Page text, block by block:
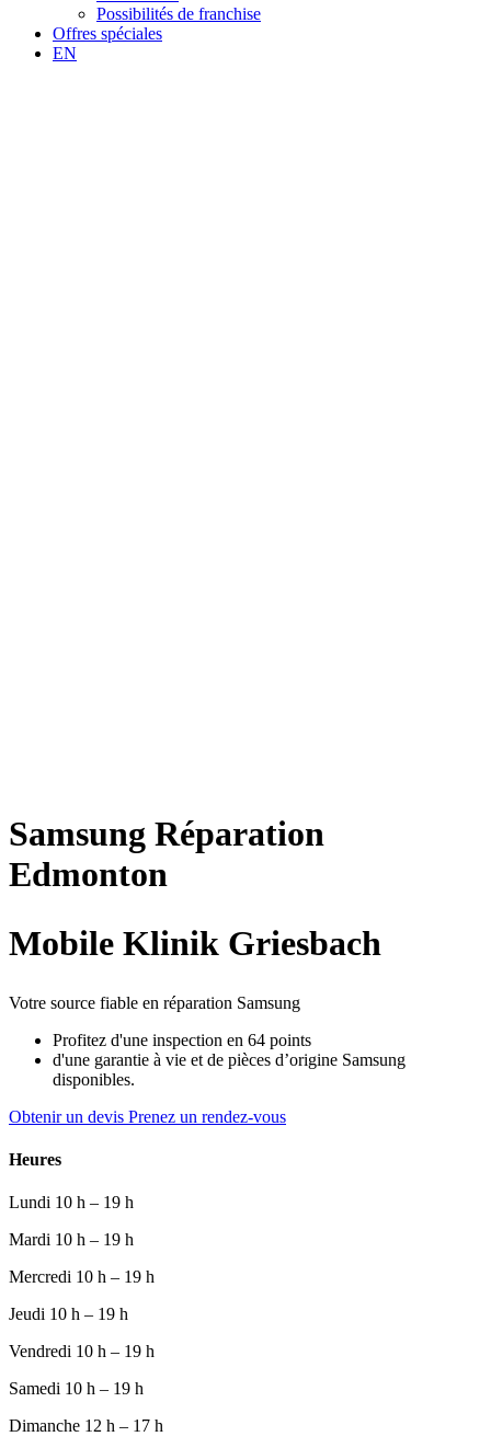
Possibilités de franchise
Offres spéciales
EN
Samsung Réparation
Edmonton
Mobile Klinik Griesbach
Votre source fiable en réparation Samsung
Profitez d'une inspection en 64 points
d'une garantie à vie et de pièces d’origine Samsung
disponibles.
Obtenir un devis Prenez un rendez-vous
Heures
Lundi 10 h – 19 h
Mardi 10 h – 19 h
Mercredi 10 h – 19 h
Jeudi 10 h – 19 h
Vendredi 10 h – 19 h
Samedi 10 h – 19 h
Dimanche 12 h – 17 h